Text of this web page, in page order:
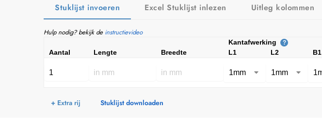
Stuklijst invoeren Excel Stuklijst inlezen Uitleg kolommen
Hulp nodig? bekijk de instructievideo
Kantafwerking ?
Aantal Lengte Breedte L1 L2 B1
+ Extra rij Stuklijst downloaden